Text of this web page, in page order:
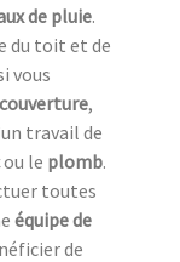
de pluie.
du toit et de
vous
,
travail de
ou le plomb.
toutes
équipe de
de